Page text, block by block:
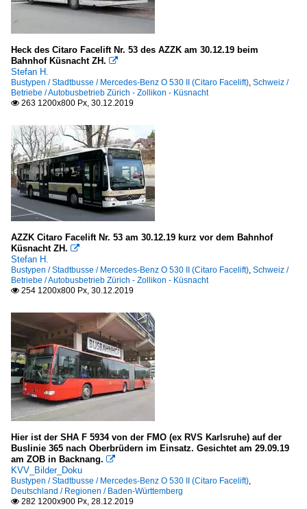
Heck des Citaro Facelift Nr. 53 des AZZK am 30.12.19 beim
Bahnhof Küsnacht ZH. 
Stefan H.
Bustypen / Stadtbusse / Mercedes-Benz O 530 II (Citaro Facelift), Schweiz /
Betriebe / Autobusbetrieb Zürich - Zollikon - Küsnacht
 263 1200x800 Px, 30.12.2019
AZZK Citaro Facelift Nr. 53 am 30.12.19 kurz vor dem Bahnhof
Küsnacht ZH. 
Stefan H.
Bustypen / Stadtbusse / Mercedes-Benz O 530 II (Citaro Facelift), Schweiz /
Betriebe / Autobusbetrieb Zürich - Zollikon - Küsnacht
 254 1200x800 Px, 30.12.2019
Hier ist der SHA F 5934 von der FMO (ex RVS Karlsruhe) auf der
Buslinie 365 nach Oberbrüdern im Einsatz. Gesichtet am 29.09.19
am ZOB in Backnang. 
KVV_Bilder_Doku
Bustypen / Stadtbusse / Mercedes-Benz O 530 II (Citaro Facelift),
Deutschland / Regionen / Baden-Württemberg
 282 1200x900 Px, 28.12.2019